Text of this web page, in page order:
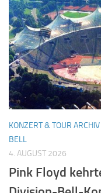
KONZERT & TOUR ARCHIV
BELL
4. AUGUST 2026
Pink Floyd